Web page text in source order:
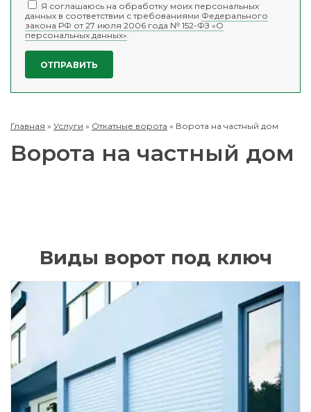
Я соглашаюсь на обработку моих персональных
данных в соответствии с требованиями Федерального
закона РФ от 27 июля 2006 года № 152-ФЗ «О
персональных данных».
Главная » Услуги » Откатные ворота » Ворота на частный дом
Ворота на частный дом
Виды ворот под ключ